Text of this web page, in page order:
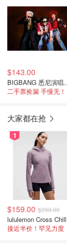
$143.00
二手票捡漏 手慢无！
大家都在抢
1
$159.00 $299.00
接近半价！罕见力度